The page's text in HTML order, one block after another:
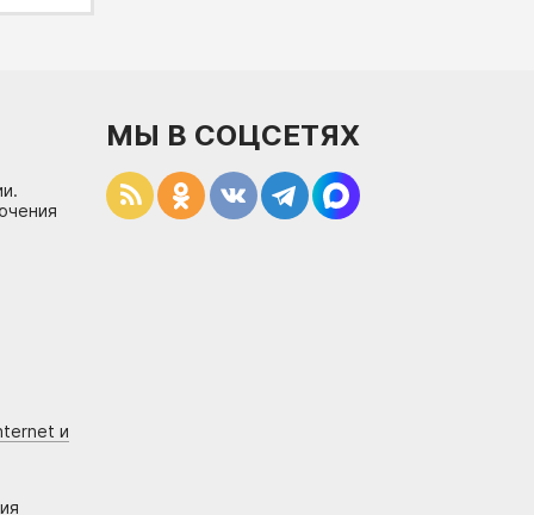
и
МЫ В СОЦСЕТЯХ